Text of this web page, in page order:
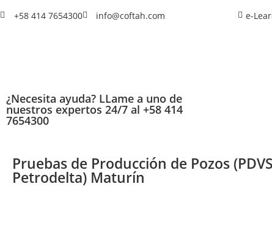
+58 414 7654300 info@coftah.com e-
¿Necesita ayuda? LLame a uno de
nuestros expertos 24/7 al +58 414
7654300
Pruebas de Producción de Pozos
Petrodelta) Maturín